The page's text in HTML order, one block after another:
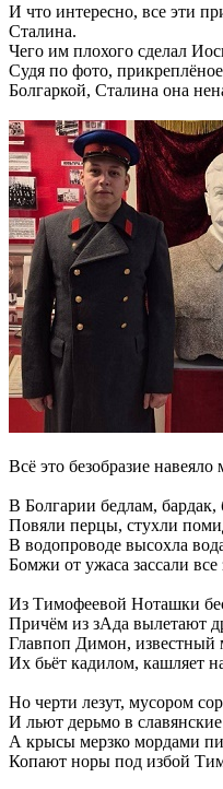
И что интересно, все эти
Сталина.
Чего им плохого сделал
Судя по фото,
Болгаркой, Сталина она
Всё это безобразие навеяло
В Болгарии бедлам, бардак,
Повяли перцы, стухли
В водопроводе высохла
Бомжи от ужаса зассали все
Из Тимофеевой Ноташки
Причём из зАда вылетают
Главпоп Димон, известный
Их бьёт кадилом, кашляет
Но черти лезут, мусором
И льют дерьмо в
А крысы мерзко мордами
Копают норы под избой